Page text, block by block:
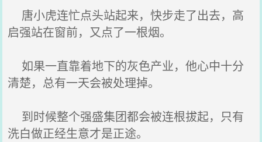
唐小虎连忙点头站起来，快步走了出去，高
启强站在窗前，又点了一根烟。
如果一直靠着地下的灰色产业，他心中十分
清楚，总有一天会被处理掉。
到时候整个强盛集团都会被连根拔起，只有
洗白做正经生意才是正途。